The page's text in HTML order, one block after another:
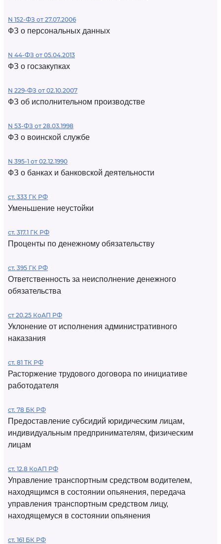
N 152-ФЗ от 27.07.2006
ФЗ о персональных данных
N 44-ФЗ от 05.04.2013
ФЗ о госзакупках
N 229-ФЗ от 02.10.2007
ФЗ об исполнительном производстве
N 53-ФЗ от 28.03.1998
ФЗ о воинской службе
N 395-1 от 02.12.1990
ФЗ о банках и банковской деятельности
ст. 333 ГК РФ
Уменьшение неустойки
ст. 317.1 ГК РФ
Проценты по денежному обязательству
ст. 395 ГК РФ
Ответственность за неисполнение денежного
обязательства
ст 20.25 КоАП РФ
Уклонение от исполнения административного
наказания
ст. 81 ТК РФ
Расторжение трудового договора по инициативе
работодателя
ст. 78 БК РФ
Предоставление субсидий юридическим лицам,
индивидуальным предпринимателям, физическим
лицам
ст. 12.8 КоАП РФ
Управление транспортным средством водителем,
находящимся в состоянии опьянения, передача
управления транспортным средством лицу,
находящемуся в состоянии опьянения
ст. 161 БК РФ